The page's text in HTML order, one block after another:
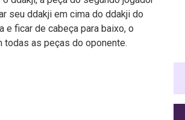
seu ddakji em cima do ddakji do
e ficar de cabeça para baixo, o
todas as peças do oponente.